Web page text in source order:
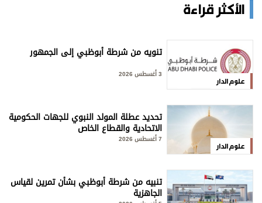
الأكثر قراءة
علوم الدار
تنويه من شرطة أبوظبي إلى الجمهور
علوم الدار
تحديد عطلة المولد النبوي للجهات الحكومية
الاتحادية والقطاع الخاص
تنبيه من شرطة أبوظبي بشأن تمرين لقياس
الجاهزية